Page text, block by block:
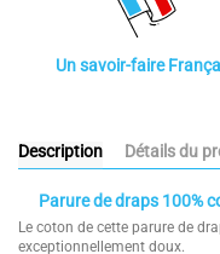
Un savoir-faire
Description Détails du
Parure de draps 100%
Le coton de cette parure de
exceptionnellement doux.